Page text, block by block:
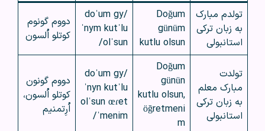
تولدم مبارک
به زبان ترکی
استانبولی
Doğum
günüm
kutlu olsun
/doˈum gy
ˈnym kutˈlu
olˈsun/
دووم گونوم
کوتلو اُلسون
تولدت
مبارک معلم
به زبان ترکی
استانبولی
Doğum
günün
kutlu olsun,
öğretmeni
m
/doˈum gy
ˈnyn kutˈlu
olˈsun œɾet
ˈmenim/
دووم گونون
کوتلو اُلسون،
اُرِتمنیم